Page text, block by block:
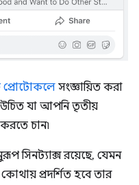
প্রোটোকলে সংজ্ঞায়িত করা
উচিত যা আপনি তৃতীয়
চান৷
সিনট্যাক্স রয়েছে, যেমন
কোথায় প্রদর্শিত হবে তার